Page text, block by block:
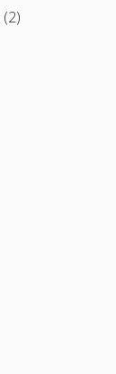
(2)